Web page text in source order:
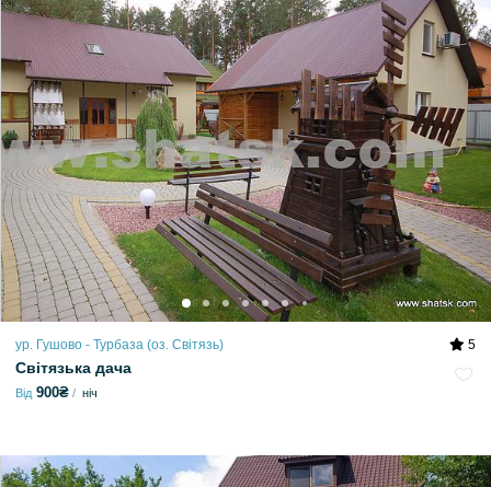
ур. Гушово - Турбаза (оз. Світязь) 5
Світязька дача
Від 900₴ ніч